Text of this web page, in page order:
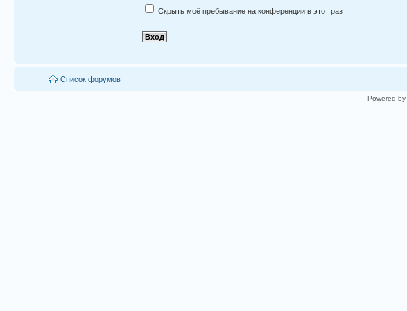
Скрыть моё пребывание на конференции в этот раз
Список форумов
Powered by